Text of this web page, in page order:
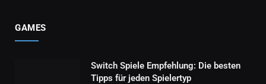
GAMES
Switch Spiele Empfehlung: Die besten
Tipps für jeden Spielertyp